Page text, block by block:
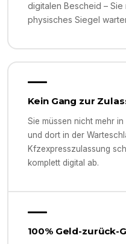
digitalen Bescheid – Sie
physisches Siegel
Kein Gang zur
Sie müssen nicht mehr
und dort in der
Kfzexpresszulassung
komplett digital ab.
100% Geld-zurück-